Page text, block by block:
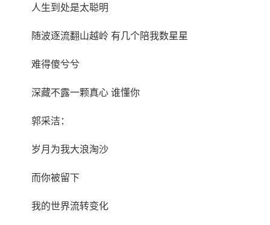
人生到处是太聪明
随波逐流翻山越岭 有几个陪我数星星
难得傻兮兮
深藏不露一颗真心 谁懂你
郭采洁：
岁月为我大浪淘沙
而你被留下
我的世界流转变化